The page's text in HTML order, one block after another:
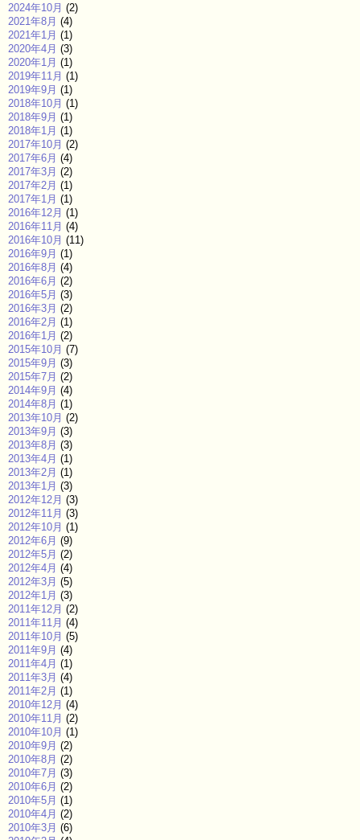
2024年10月 (2)
2021年8月 (4)
2021年1月 (1)
2020年4月 (3)
2020年1月 (1)
2019年11月 (1)
2019年9月 (1)
2018年10月 (1)
2018年9月 (1)
2018年1月 (1)
2017年10月 (2)
2017年6月 (4)
2017年3月 (2)
2017年2月 (1)
2017年1月 (1)
2016年12月 (1)
2016年11月 (4)
2016年10月 (11)
2016年9月 (1)
2016年8月 (4)
2016年6月 (2)
2016年5月 (3)
2016年3月 (2)
2016年2月 (1)
2016年1月 (2)
2015年10月 (7)
2015年9月 (3)
2015年7月 (2)
2014年9月 (4)
2014年8月 (1)
2013年10月 (2)
2013年9月 (3)
2013年8月 (3)
2013年4月 (1)
2013年2月 (1)
2013年1月 (3)
2012年12月 (3)
2012年11月 (3)
2012年10月 (1)
2012年6月 (9)
2012年5月 (2)
2012年4月 (4)
2012年3月 (5)
2012年1月 (3)
2011年12月 (2)
2011年11月 (4)
2011年10月 (5)
2011年9月 (4)
2011年4月 (1)
2011年3月 (4)
2011年2月 (1)
2010年12月 (4)
2010年11月 (2)
2010年10月 (1)
2010年9月 (2)
2010年8月 (2)
2010年7月 (3)
2010年6月 (2)
2010年5月 (1)
2010年4月 (2)
2010年3月 (6)